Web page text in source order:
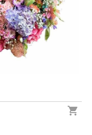
